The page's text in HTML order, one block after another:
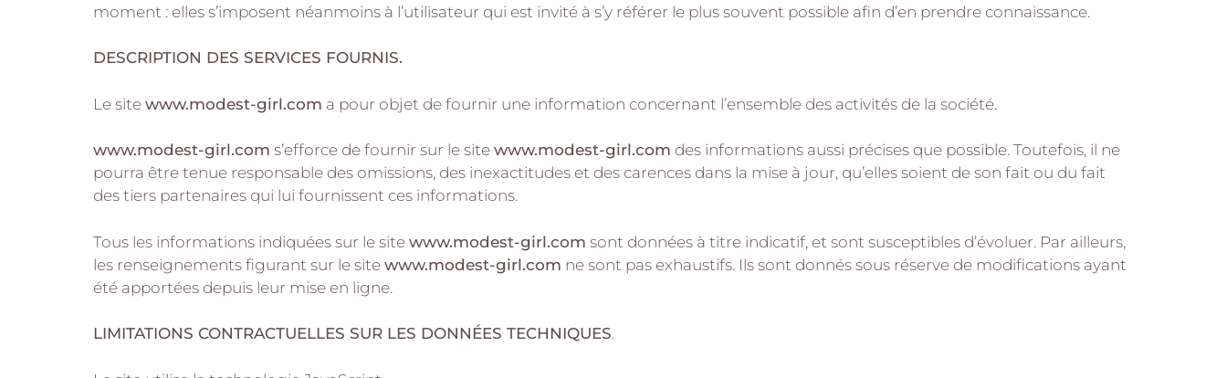
moment : elles s’imposent néanmoins à l’utilisateur qui est invité à s’y référer le plus souvent possible afin d’en prendre connaissance.
DESCRIPTION DES SERVICES FOURNIS.
Le site www.modest-girl.com a pour objet de fournir une information concernant l’ensemble des activités de la société.
www.modest-girl.com s’efforce de fournir sur le site www.modest-girl.com des informations aussi précises que possible. Toutefois, il ne
pourra être tenue responsable des omissions, des inexactitudes et des carences dans la mise à jour, qu’elles soient de son fait ou du fait
des tiers partenaires qui lui fournissent ces informations.
Tous les informations indiquées sur le site www.modest-girl.com sont données à titre indicatif, et sont susceptibles d’évoluer. Par ailleurs,
les renseignements figurant sur le site www.modest-girl.com ne sont pas exhaustifs. Ils sont donnés sous réserve de modifications ayant
été apportées depuis leur mise en ligne.
LIMITATIONS CONTRACTUELLES SUR LES DONNÉES TECHNIQUES.